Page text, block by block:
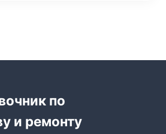
по
и ремонту